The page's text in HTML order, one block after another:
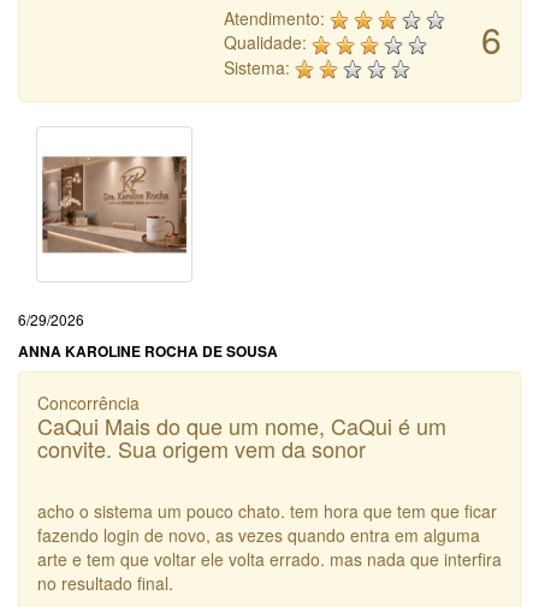
6
Atendimento:
Qualidade:
Sistema:
6/29/2026
ANNA KAROLINE ROCHA DE SOUSA
Concorrência
CaQui Mais do que um nome, CaQui é um
convite. Sua origem vem da sonor
acho o sistema um pouco chato. tem hora que tem que ficar
fazendo login de novo, as vezes quando entra em alguma
arte e tem que voltar ele volta errado. mas nada que interfira
no resultado final.